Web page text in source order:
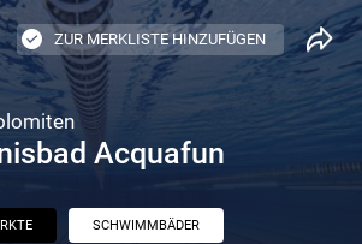
ZUR MERKLISTE HINZUFÜGEN
Acquafun
SCHWIMMBÄDER